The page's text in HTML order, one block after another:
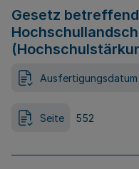
Gesetz
Ausfertigungsdatum
Seite 552